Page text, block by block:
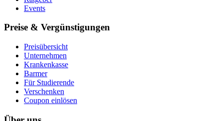
Events
Preise & Vergünstigungen
Preisübersicht
Unternehmen
Krankenkasse
Barmer
Für Studierende
Ver­schen­ken
Coupon einlösen